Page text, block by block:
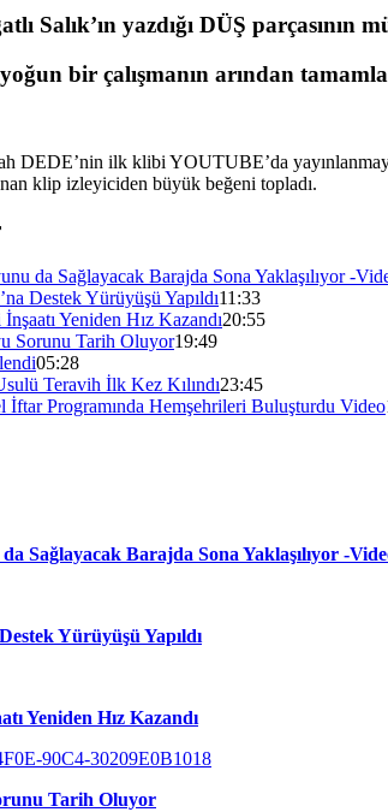
Salık’ın yazdığı DÜŞ parçasının
bir çalışmanın arından
DEDE’nin ilk klibi YOUTUBE’da
klip izleyiciden büyük beğeni topladı.
da Sağlayacak Barajda Sona Yaklaşılıyor -
Destek Yürüyüşü Yapıldı11:33
Yeniden Hız Kazandı20:55
Sorunu Tarih Oluyor19:49
05:28
Teravih İlk Kez Kılındı23:45
Programında Hemşehrileri Buluşturdu Video
Sağlayacak Barajda Sona Yaklaşılıyor -
Yürüyüşü Yapıldı
Yeniden Hız Kazandı
Tarih Oluyor